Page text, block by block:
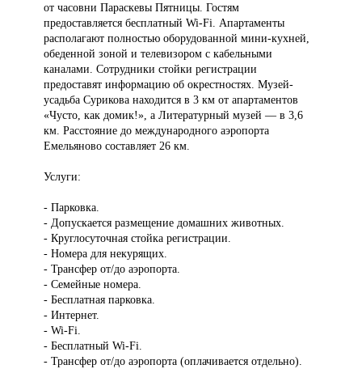
от часовни Параскевы Пятницы. Гостям
предоставляется бесплатный Wi-Fi. Апартаменты
располагают полностью оборудованной мини-кухней,
обеденной зоной и телевизором с кабельными
каналами. Сотрудники стойки регистрации
предоставят информацию об окрестностях. Музей-
усадьба Сурикова находится в 3 км от апартаментов
«Чусто, как домик!», а Литературный музей — в 3,6
км. Расстояние до международного аэропорта
Емельяново составляет 26 км.
Услуги:
- Парковка.
- Допускается размещение домашних животных.
- Круглосуточная стойка регистрации.
- Номера для некурящих.
- Трансфер от/до аэропорта.
- Семейные номера.
- Бесплатная парковка.
- Интернет.
- Wi-Fi.
- Бесплатный Wi-Fi.
- Трансфер от/до аэропорта (оплачивается отдельно).